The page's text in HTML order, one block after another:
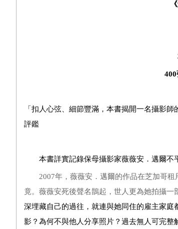
400
「扣人心弦、細節豐滿，本書揭開一名攝影
評鑑
本書詳實記錄保母攝影家薇薇安．邁爾不
2007年，薇薇安．邁爾的作品在芝加哥
竟。薇薇安死後聲名鵲起，世人更為她拍攝
深埋藏自己的過往，就連與她同住的雇主家
影？為何不與他人分享照片？過去無人可完